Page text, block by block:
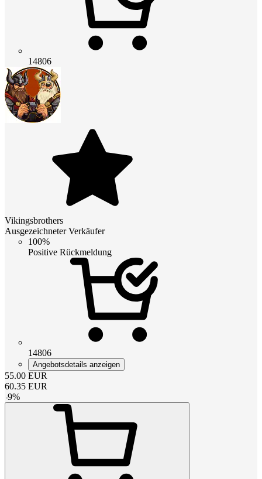
14806
Vikingsbrothers
Ausgezeichneter Verkäufer
100%
Positive Rückmeldung
14806
Angebotsdetails anzeigen
55.00 EUR
60.35 EUR
-9%